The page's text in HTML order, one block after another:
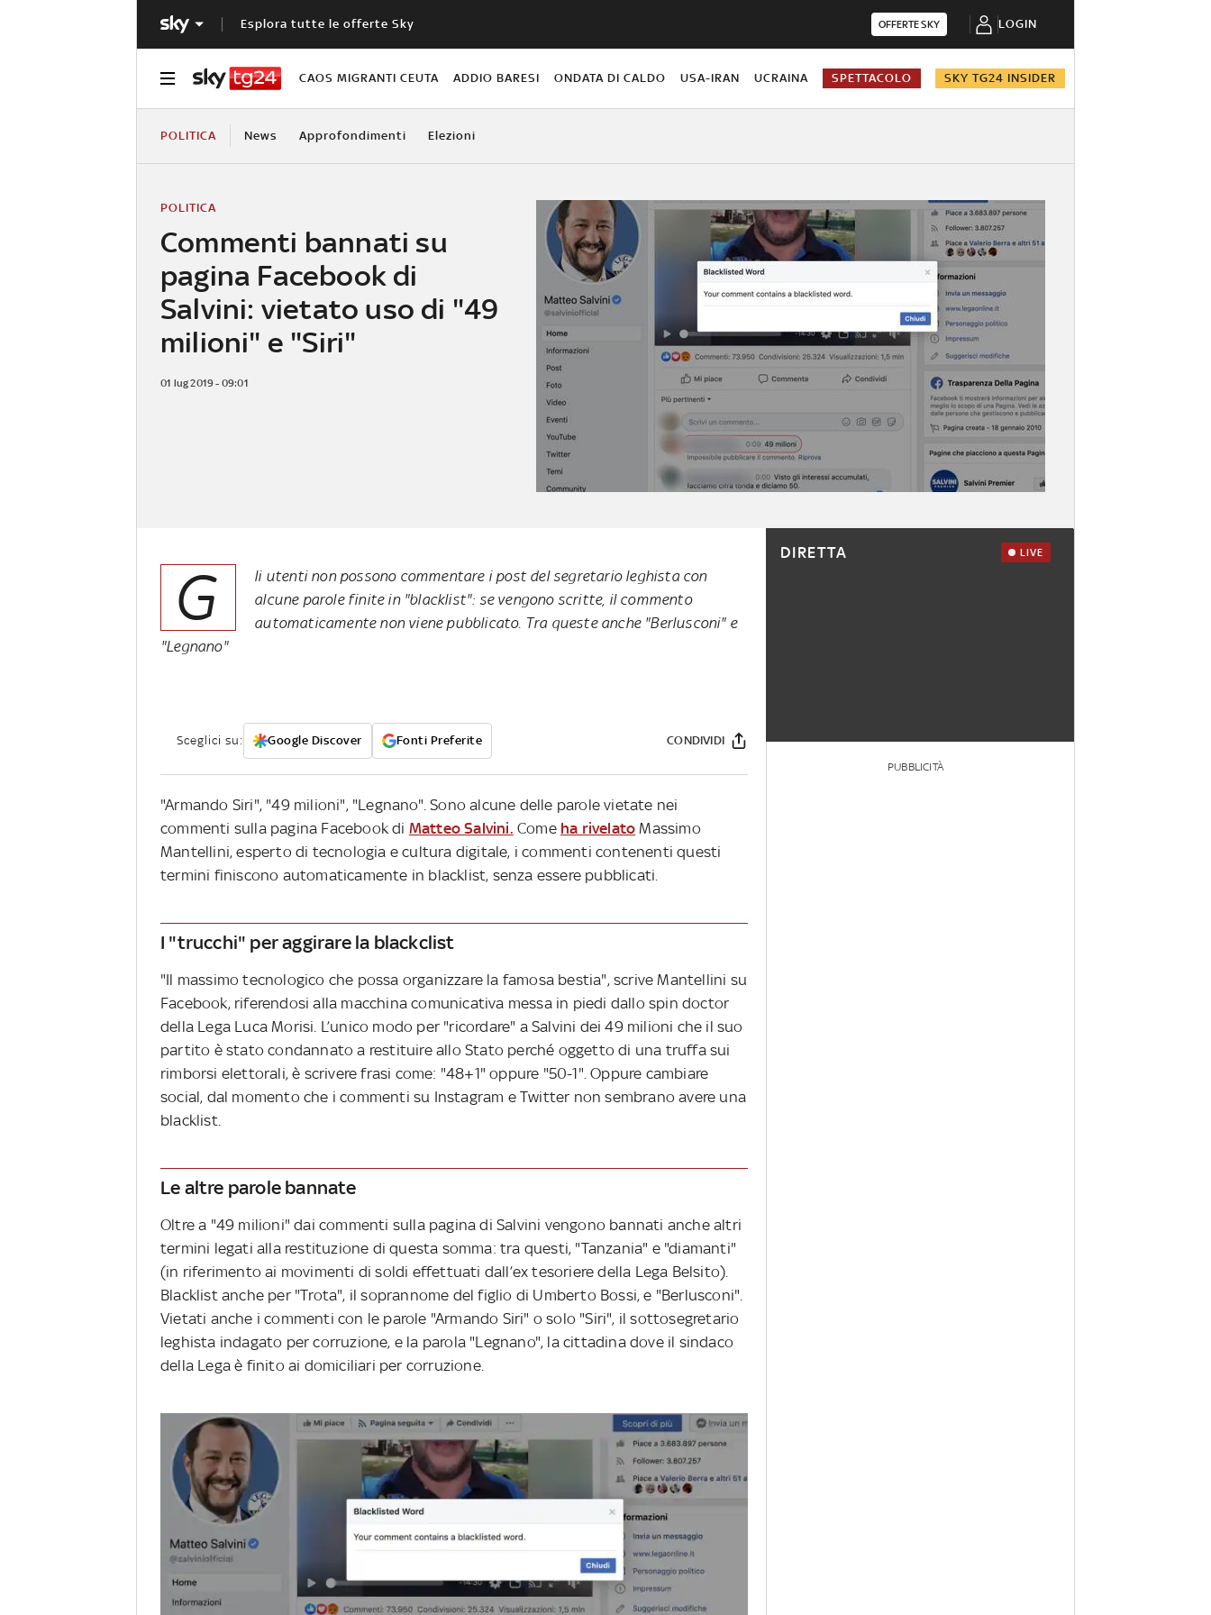
Esplora tutte le offerte Sky OFFERTE SKY LOGIN
CAOS MIGRANTI CEUTA ADDIO BARESI ONDATA DI CALDO USA-IRAN UCRAINA SPETTACOLO SKY TG24 INSIDER
POLITICA News Approfondimenti Elezioni
Commenti bannati su
pagina Facebook di
Salvini: vietato uso di "49
milioni" e "Siri"
POLITICA
01 lug 2019 - 09:01
G
li utenti non possono commentare i post del segretario leghista con
alcune parole finite in "blacklist": se vengono scritte, il commento
automaticamente non viene pubblicato. Tra queste anche "Berlusconi" e
"Legnano"
Sceglici su: Google Discover Fonti Preferite CONDIVIDI
"Armando Siri", "49 milioni", "Legnano". Sono alcune delle parole vietate nei
commenti sulla pagina Facebook di Matteo Salvini. Come ha rivelato Massimo
Mantellini, esperto di tecnologia e cultura digitale, i commenti contenenti questi
termini finiscono automaticamente in blacklist, senza essere pubblicati.
I "trucchi" per aggirare la blackclist
"Il massimo tecnologico che possa organizzare la famosa bestia", scrive Mantellini su
Facebook, riferendosi alla macchina comunicativa messa in piedi dallo spin doctor
della Lega Luca Morisi. L’unico modo per "ricordare" a Salvini dei 49 milioni che il suo
partito è stato condannato a restituire allo Stato perché oggetto di una truffa sui
rimborsi elettorali, è scrivere frasi come: "48+1" oppure "50-1". Oppure cambiare
social, dal momento che i commenti su Instagram e Twitter non sembrano avere una
blacklist.
Le altre parole bannate
Oltre a "49 milioni" dai commenti sulla pagina di Salvini vengono bannati anche altri
termini legati alla restituzione di questa somma: tra questi, "Tanzania" e "diamanti"
(in riferimento ai movimenti di soldi effettuati dall’ex tesoriere della Lega Belsito).
Blacklist anche per "Trota", il soprannome del figlio di Umberto Bossi, e "Berlusconi".
Vietati anche i commenti con le parole "Armando Siri" o solo "Siri", il sottosegretario
leghista indagato per corruzione, e la parola "Legnano", la cittadina dove il sindaco
della Lega è finito ai domiciliari per corruzione.
DIRETTA LIVE
PUBBLICITÀ